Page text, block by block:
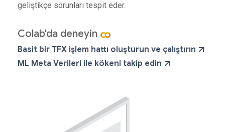
geliştikçe sorunları tespit eder.
Colab'da deneyin
Basit bir TFX işlem hattı oluşturun ve çalıştırın
ML Meta Verileri ile kökeni takip edin